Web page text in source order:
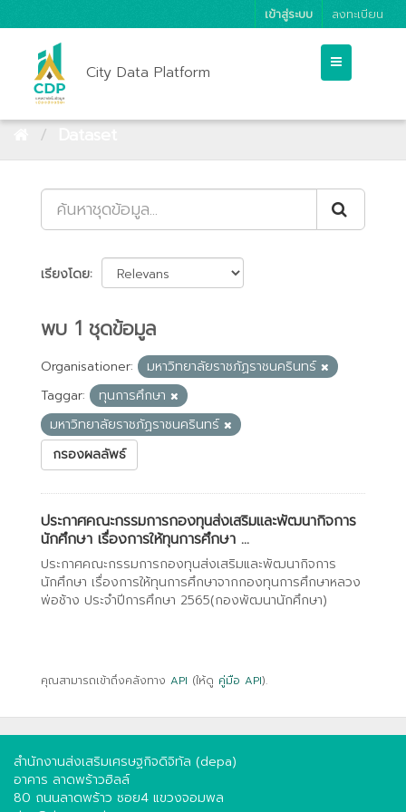
เข้าสู่ระบบ ลงทะเบียน
City Data Platform
เรียงโดย
พบ 1 ชุดข้อมูล
Organisationer:
มหาวิทยาลัยราชภัฏราชนครินทร์
Taggar:
ทุนการศึกษา
มหาวิทยาลัยราชภัฏราชนครินทร์
กรองผลลัพธ์
ประกาศคณะกรรมการกองทุนส่งเสริมและพัฒนากิจการ
นักศึกษา เรื่องการให้ทุนการศึกษา ...
ประกาศคณะกรรมการกองทุนส่งเสริมและพัฒนากิจการ
นักศึกษา เรื่องการให้ทุนการศึกษาจากกองทุนการศึกษาหลวง
พ่อช้าง ประจำปีการศึกษา 2565(กองพัฒนานักศึกษา)
คุณสามารถเข้าถึงคลังทาง API (ให้ดู คู่มือ API).
สำนักงานส่งเสริมเศรษฐกิจดิจิทัล (depa)
อาคาร ลาดพร้าวฮิลล์
80 ถนนลาดพร้าว ซอย4 แขวงจอมพล